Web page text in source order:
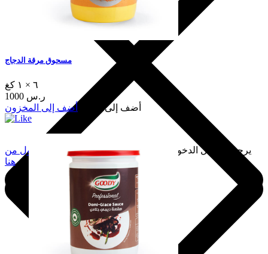
مسحوق مرقة الدجاج
٦ × ١ كغ
1000 ر.س
أضف إلى السلة
أضف إلى المخزون
يرجى تسجيل الدخول لإضافة هذا إلى المفضلة.سجّل الدخول من
هنا